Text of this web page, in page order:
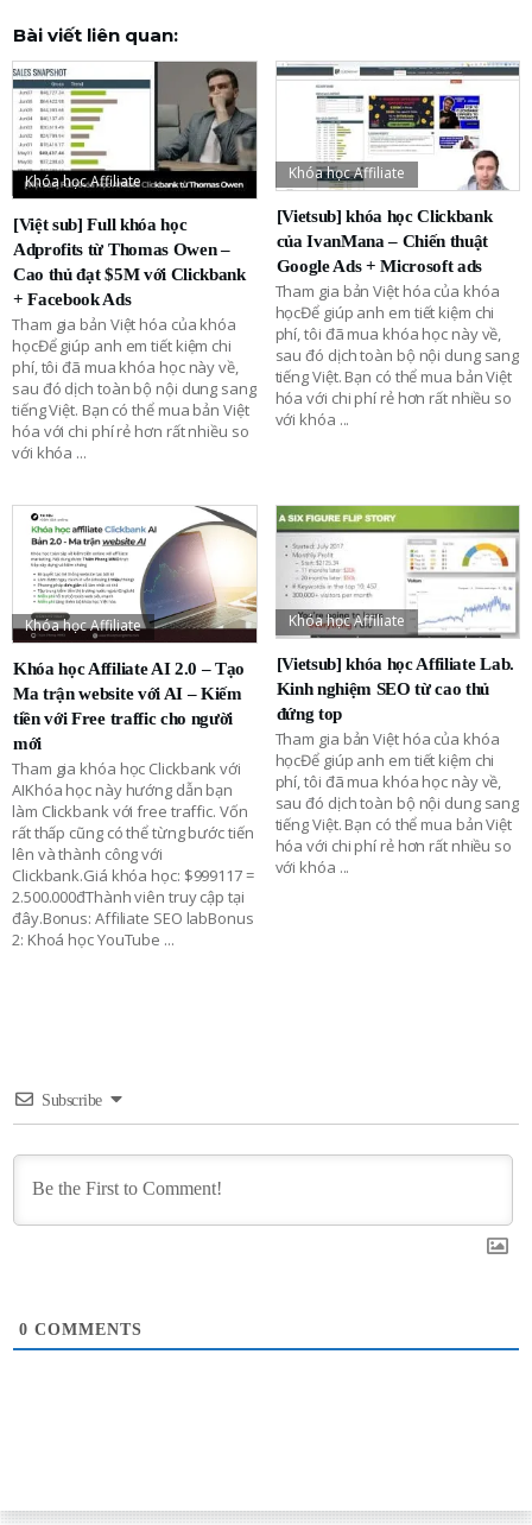
Bài viết liên quan:
Khóa học Affiliate
[Việt sub] Full khóa học
Adprofits từ Thomas Owen –
Cao thủ đạt $5M với Clickbank
+ Facebook Ads
Tham gia bản Việt hóa của khóa
họcĐể giúp anh em tiết kiệm chi
phí, tôi đã mua khóa học này về,
sau đó dịch toàn bộ nội dung sang
tiếng Việt. Bạn có thể mua bản Việt
hóa với chi phí rẻ hơn rất nhiều so
với khóa ...
Khóa học Affiliate
[Vietsub] khóa học Clickbank
của IvanMana – Chiến thuật
Google Ads + Microsoft ads
Tham gia bản Việt hóa của khóa
họcĐể giúp anh em tiết kiệm chi
phí, tôi đã mua khóa học này về,
sau đó dịch toàn bộ nội dung sang
tiếng Việt. Bạn có thể mua bản Việt
hóa với chi phí rẻ hơn rất nhiều so
với khóa ...
Khóa học Affiliate
Khóa học Affiliate AI 2.0 – Tạo
Ma trận website với AI – Kiếm
tiền với Free traffic cho người
mới
Tham gia khóa học Clickbank với
AIKhóa học này hướng dẫn bạn
làm Clickbank với free traffic. Vốn
rất thấp cũng có thể từng bước tiến
lên và thành công với
Clickbank.Giá khóa học: $999117 =
2.500.000đThành viên truy cập tại
đây.Bonus: Affiliate SEO labBonus
2: Khoá học YouTube ...
Khóa học Affiliate
[Vietsub] khóa học Affiliate Lab.
Kinh nghiệm SEO từ cao thủ
đứng top
Tham gia bản Việt hóa của khóa
họcĐể giúp anh em tiết kiệm chi
phí, tôi đã mua khóa học này về,
sau đó dịch toàn bộ nội dung sang
tiếng Việt. Bạn có thể mua bản Việt
hóa với chi phí rẻ hơn rất nhiều so
với khóa ...
Subscribe
0 COMMENTS